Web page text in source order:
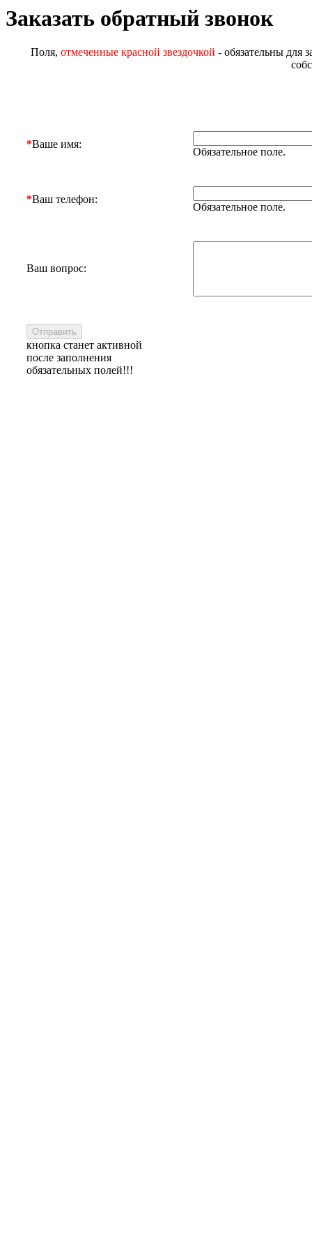
Заказать обратный звонок
Поля, отмеченные красной звездочкой - обязательны для
*Ваше имя:
Обязательное поле.
*Ваш телефон:
Обязательное поле.
Ваш вопрос:
кнопка станет активной
после заполнения
обязательных полей!!!